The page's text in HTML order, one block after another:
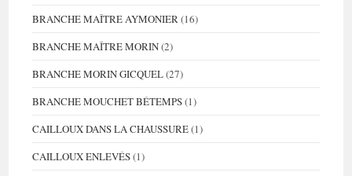
BRANCHE MAÎTRE AYMONIER(16)
BRANCHE MAÎTRE MORIN(2)
BRANCHE MORIN GICQUEL(27)
BRANCHE MOUCHET BÉTEMPS(1)
CAILLOUX DANS LA CHAUSSURE(1)
CAILLOUX ENLEVÉS(1)